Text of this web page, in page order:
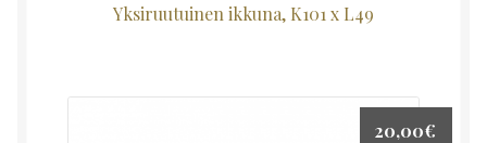
Yksiruutuinen ikkuna, K101 x L49
20,00€